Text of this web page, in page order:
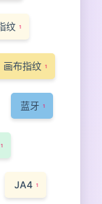
纹 1
画布指纹 1
蓝牙 1
1
JA4 1